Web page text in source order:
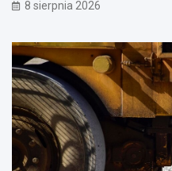
8 sierpnia 2026